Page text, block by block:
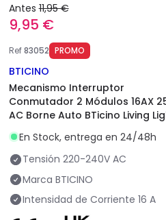
Antes 11,95 €
9,95 €
Ref83052 PROMO
BTICINO
Mecanismo Interruptor
Conmutador 2 Módulos 16AX
AC Borne Auto BTicino Living
L4003M2A
En Stock, entrega en 24/48h
Tensión 220-240V AC
Marca BTICINO
Intensidad de Corriente 16 A